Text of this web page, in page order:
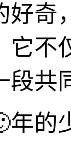
好奇
它不
段共
年的